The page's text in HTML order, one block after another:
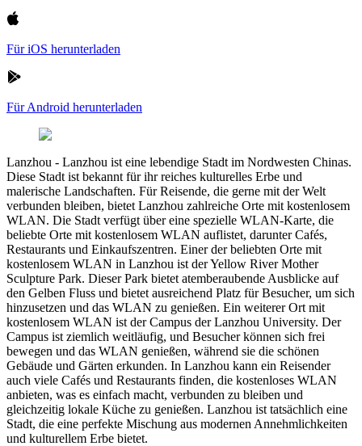
Für iOS herunterladen
Für Android herunterladen
Lanzhou - Lanzhou ist eine lebendige Stadt im Nordwesten Chinas.
Diese Stadt ist bekannt für ihr reiches kulturelles Erbe und
malerische Landschaften. Für Reisende, die gerne mit der Welt
verbunden bleiben, bietet Lanzhou zahlreiche Orte mit kostenlosem
WLAN. Die Stadt verfügt über eine spezielle WLAN-Karte, die
beliebte Orte mit kostenlosem WLAN auflistet, darunter Cafés,
Restaurants und Einkaufszentren. Einer der beliebten Orte mit
kostenlosem WLAN in Lanzhou ist der Yellow River Mother
Sculpture Park. Dieser Park bietet atemberaubende Ausblicke auf
den Gelben Fluss und bietet ausreichend Platz für Besucher, um sich
hinzusetzen und das WLAN zu genießen. Ein weiterer Ort mit
kostenlosem WLAN ist der Campus der Lanzhou University. Der
Campus ist ziemlich weitläufig, und Besucher können sich frei
bewegen und das WLAN genießen, während sie die schönen
Gebäude und Gärten erkunden. In Lanzhou kann ein Reisender
auch viele Cafés und Restaurants finden, die kostenloses WLAN
anbieten, was es einfach macht, verbunden zu bleiben und
gleichzeitig lokale Küche zu genießen. Lanzhou ist tatsächlich eine
Stadt, die eine perfekte Mischung aus modernen Annehmlichkeiten
und kulturellem Erbe bietet.